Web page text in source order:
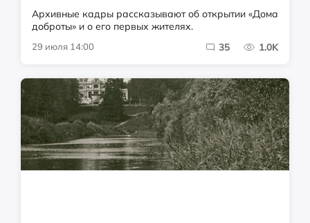
Архивные кадры рассказывают об открытии «Дома
доброты» и о его первых жителях.
29 июля 14:00 35 1.0K